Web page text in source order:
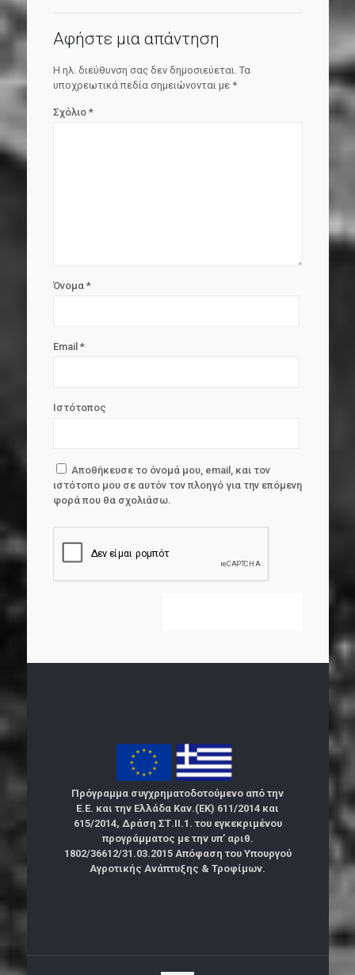
Αφήστε μια απάντηση
Η ηλ. διεύθυνση σας δεν δημοσιεύεται. Τα
υποχρεωτικά πεδία σημειώνονται με *
Σχόλιο *
Όνομα *
Email *
Ιστότοπος
Αποθήκευσε το όνομά μου, email, και τον
ιστότοπο μου σε αυτόν τον πλοηγό για την επόμενη
φορά που θα σχολιάσω.
Πρόγραμμα συγχρηματοδοτούμενο από την
Ε.Ε. και την Ελλάδα Καν.(ΕΚ) 611/2014 και
615/2014, Δράση ΣΤ.ΙΙ.1. του εγκεκριμένου
προγράμματος με την υπ’ αριθ.
1802/36612/31.03.2015 Απόφαση του Υπουργού
Αγροτικής Ανάπτυξης & Τροφίμων.